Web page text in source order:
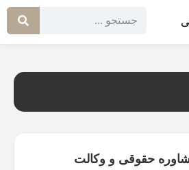
حقوقی و وکالت